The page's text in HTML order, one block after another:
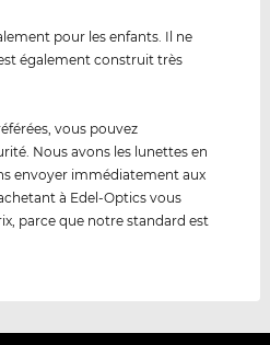
pour les enfants. Il ne
également construit très
vous pouvez
Nous avons les lunettes en
envoyer immédiatement aux
à Edel-Optics vous
parce que notre standard est